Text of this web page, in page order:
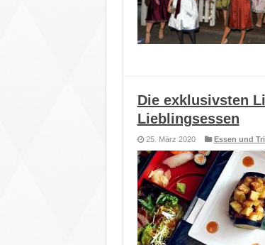
Die exklusivsten
Lieblingsessen
25. März 2020 Essen und